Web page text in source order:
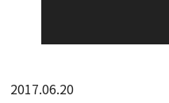
2017.06.20